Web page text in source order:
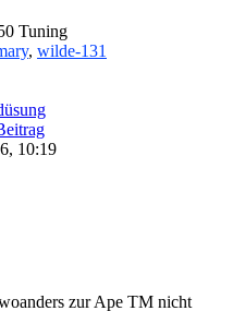
Tuning
, wilde-131
10:19
zur Ape TM nicht